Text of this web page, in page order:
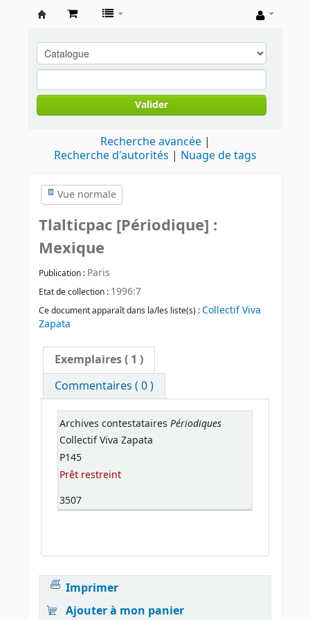
contestataires
Valider
Recherche avancée
Recherche d'autorités
Nuage de tags
Vue normale
Tlalticpac [Périodique] :
Mexique
Publication : Paris
Etat de collection : 1996:7
Ce document apparaît dans la/les liste(s) :Collectif Viva
Zapata
Exemplaires( 1 )
Commentaires ( 0 )
Archives contestataires Périodiques
Collectif Viva Zapata
P145
Prêt restreint
3507
Imprimer
Ajouter à mon panier